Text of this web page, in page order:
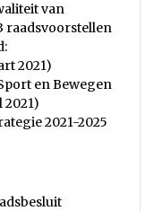
van
raadsvoorstellen
2021)
en Bewegen
2021)
2021-2025